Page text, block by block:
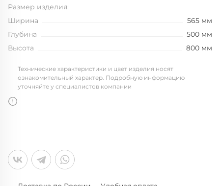
Размер изделия:
Ширина
565 мм
Глубина
500 мм
Высота
800 мм
Технические характеристики и цвет изделия носят
ознакомительный характер. Подробную информацию
уточняйте у специалистов компании